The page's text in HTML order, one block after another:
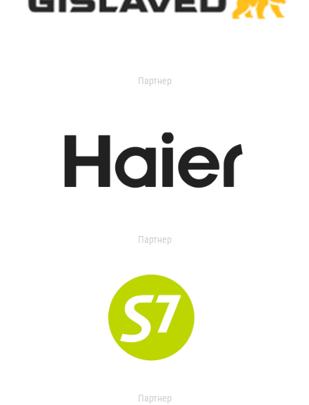
Партнер
Партнер
Партнер